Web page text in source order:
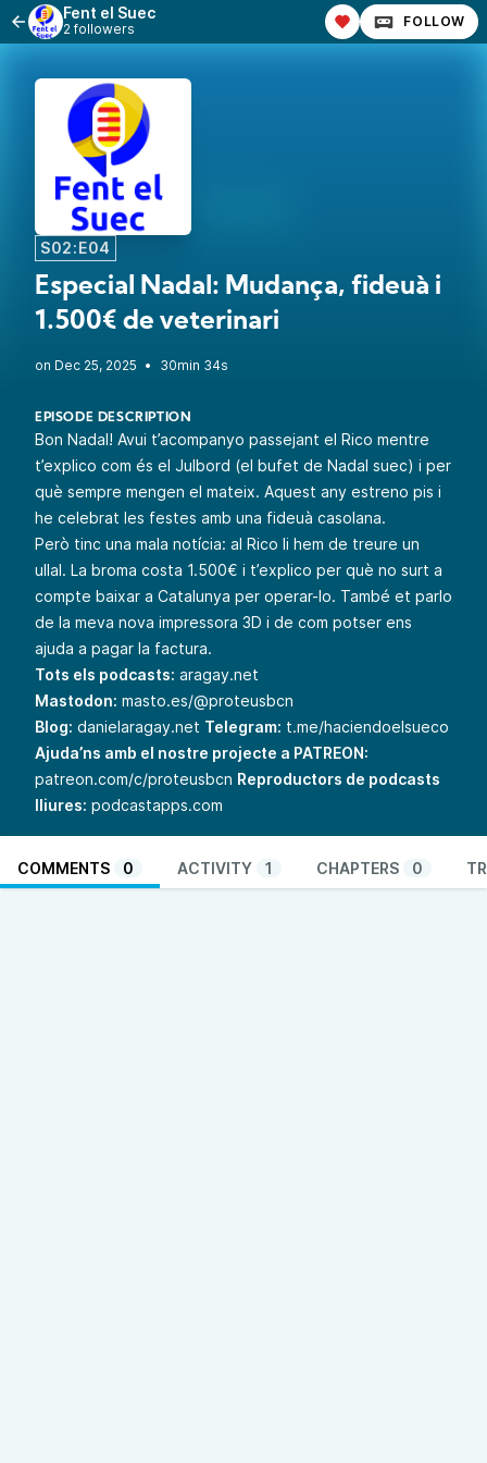
Fent el Suec
2 followers FOLLOW
S02:E04
Especial Nadal: Mudança, fideuà i
1.500€ de veterinari
• 30min 34s
EPISODE DESCRIPTION
Bon Nadal! Avui t’acompanyo passejant el Rico mentre
t’explico com és el Julbord (el bufet de Nadal suec) i per
què sempre mengen el mateix. Aquest any estreno pis i
he celebrat les festes amb una fideuà casolana.
Però tinc una mala notícia: al Rico li hem de treure un
ullal. La broma costa 1.500€ i t’explico per què no surt a
compte baixar a Catalunya per operar-lo. També et parlo
de la meva nova impressora 3D i de com potser ens
ajuda a pagar la factura.
Tots els podcasts: aragay.net
Mastodon: masto.es/@proteusbcn
Blog: danielaragay.net Telegram: t.me/haciendoelsueco
Ajuda’ns amb el nostre projecte a PATREON:
patreon.com/c/proteusbcn Reproductors de podcasts
lliures: podcastapps.com
COMMENTS 0 ACTIVITY 1 CHAPTERS 0